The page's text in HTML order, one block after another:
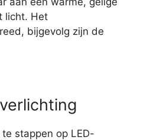
licht. Het
bijgevolg zijn de
stappen op LED-